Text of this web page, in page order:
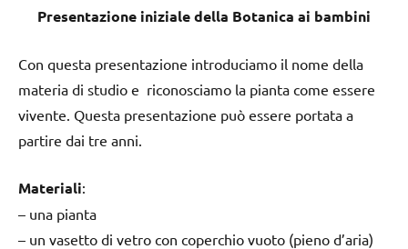
Presentazione iniziale della Botanica ai bambini
Con questa presentazione introduciamo il nome della
materia di studio e riconosciamo la pianta come essere
vivente. Questa presentazione può essere portata a
partire dai tre anni.
Materiali:
– una pianta
– un vasetto di vetro con coperchio vuoto (pieno d’aria)